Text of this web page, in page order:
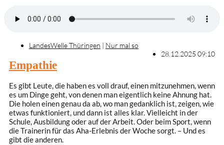
LandesWelle Thüringen | Nur mal so
28.12.2025 09:10
Empathie
Es gibt Leute, die haben es voll drauf, einen mitzunehmen, wenn
es um Dinge geht, von denen man eigentlich keine Ahnung hat.
Die holen einen genau da ab, wo man gedanklich ist, zeigen, wie
etwas funktioniert, und dann ist alles klar. Vielleicht in der
Schule, Ausbildung oder auf der Arbeit. Oder beim Sport, wenn
die Trainerin für das Aha-Erlebnis der Woche sorgt. – Und es
gibt die anderen.